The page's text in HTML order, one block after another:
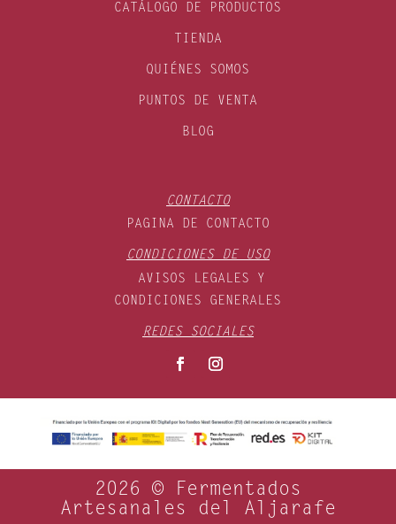
CATÁLOGO DE PRODUCTOS
TIENDA
QUIÉNES SOMOS
PUNTOS DE VENTA
BLOG
CONTACTO
PAGINA DE CONTACTO
CONDICIONES DE USO
AVISOS LEGALES Y
CONDICIONES GENERALES
REDES SOCIALES
2026 © Fermentados
Artesanales del Aljarafe